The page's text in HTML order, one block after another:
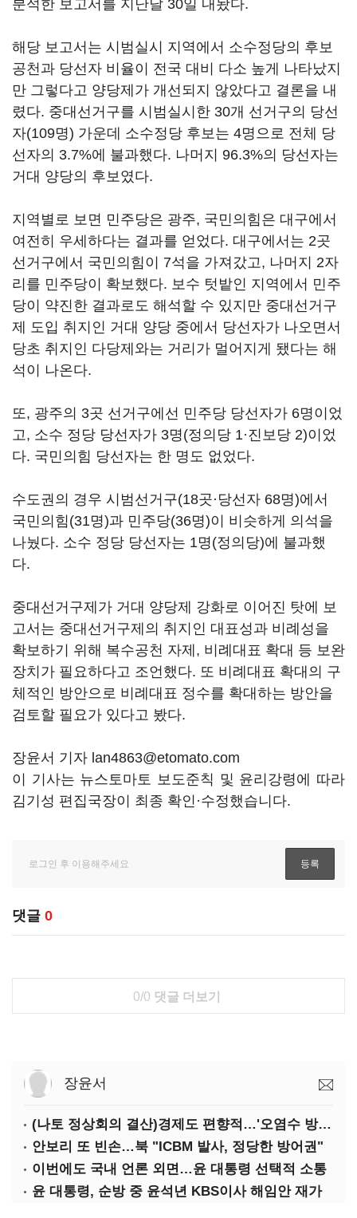
분석한 보고서를 지난달 30일 내놨다.
해당 보고서는 시범실시 지역에서 소수정당의 후보
공천과 당선자 비율이 전국 대비 다소 높게 나타났지
만 그렇다고 양당제가 개선되지 않았다고 결론을 내
렸다. 중대선거구를 시범실시한 30개 선거구의 당선
자(109명) 가운데 소수정당 후보는 4명으로 전체 당
선자의 3.7%에 불과했다. 나머지 96.3%의 당선자는
거대 양당의 후보였다.
지역별로 보면 민주당은 광주, 국민의힘은 대구에서
여전히 우세하다는 결과를 얻었다. 대구에서는 2곳
선거구에서 국민의힘이 7석을 가져갔고, 나머지 2자
리를 민주당이 확보했다. 보수 텃밭인 지역에서 민주
당이 약진한 결과로도 해석할 수 있지만 중대선거구
제 도입 취지인 거대 양당 중에서 당선자가 나오면서
당초 취지인 다당제와는 거리가 멀어지게 됐다는 해
석이 나온다.
또, 광주의 3곳 선거구에선 민주당 당선자가 6명이었
고, 소수 정당 당선자가 3명(정의당 1·진보당 2)이었
다. 국민의힘 당선자는 한 명도 없었다.
수도권의 경우 시범선거구(18곳·당선자 68명)에서
국민의힘(31명)과 민주당(36명)이 비슷하게 의석을
나눴다. 소수 정당 당선자는 1명(정의당)에 불과했
다.
중대선거구제가 거대 양당제 강화로 이어진 탓에 보
고서는 중대선거구제의 취지인 대표성과 비례성을
확보하기 위해 복수공천 자제, 비례대표 확대 등 보완
장치가 필요하다고 조언했다. 또 비례대표 확대의 구
체적인 방안으로 비례대표 정수를 확대하는 방안을
검토할 필요가 있다고 봤다.
장윤서 기자 lan4863@etomato.com
이 기사는 뉴스토마토 보도준칙 및 윤리강령에 따라
김기성 편집국장이 최종 확인·수정했습니다.
댓글 0
0/0 댓글 더보기
장윤서
(나토 정상회의 결산)경제도 편향적…'오염수 방류'만 용인
안보리 또 빈손…북 "ICBM 발사, 정당한 방어권"
이번에도 국내 언론 외면…윤 대통령 선택적 소통
윤 대통령, 순방 중 윤석년 KBS이사 해임안 재가